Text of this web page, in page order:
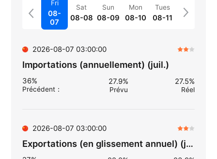
Fri
08-
07
Sat
08-08
Sun
08-09
Mon
08-10
Tues
08-11
2026-08-07 03:00:00
Importations (annuellement) (juil.)
36%
Précédent：
27.9%
Prévu
27.5%
Réel
2026-08-07 03:00:00
Exportations (en glissement annuel) (juil.)